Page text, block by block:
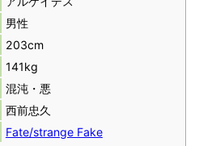
男性
203cm
141kg
混沌・悪
西前忠久
Fate/strange Fake